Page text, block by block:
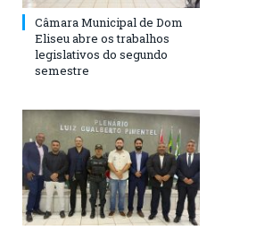
Câmara Municipal de Dom
Eliseu abre os trabalhos
legislativos do segundo
semestre